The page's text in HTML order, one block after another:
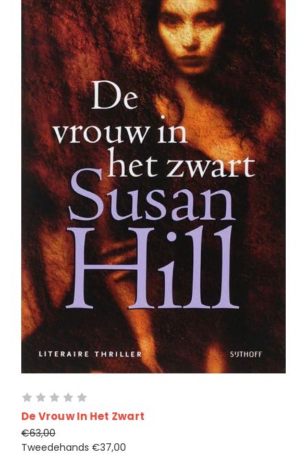
De Vrouw In Het Zwart
€63,00
Tweedehands €37,00